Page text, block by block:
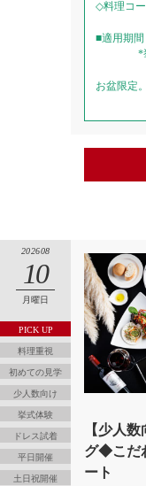
◇料理コ
■適用期間
*
お盆限定
202608
10
月曜日
PICK UP
料理重視
初めての見学
少人数向け
挙式体験
ドレス試着
平日開催
土日祝開催
【少人
グ◆こだ
ート